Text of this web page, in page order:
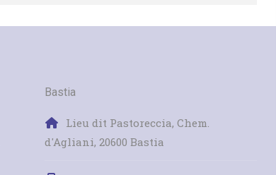
Bastia
Lieu dit Pastoreccia, Chem.
d'Agliani, 20600 Bastia